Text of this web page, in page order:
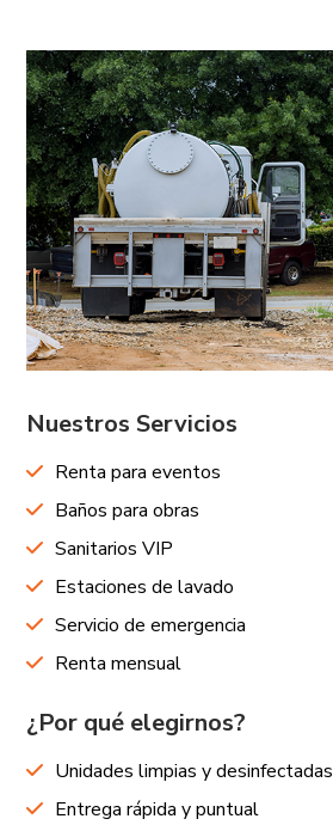
Nuestros Servicios
Renta para eventos
Baños para obras
Sanitarios VIP
Estaciones de lavado
Servicio de emergencia
Renta mensual
¿Por qué elegirnos?
Unidades limpias y desinfectadas
Entrega rápida y puntual